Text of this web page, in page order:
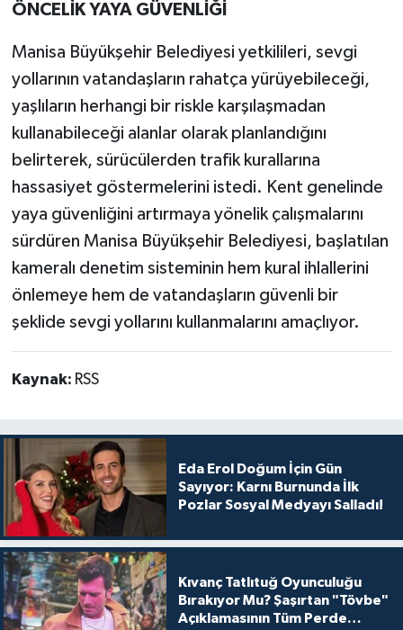
ÖNCELİK YAYA GÜVENLİĞİ
Manisa Büyükşehir Belediyesi yetkilileri, sevgi
yollarının vatandaşların rahatça yürüyebileceği,
yaşlıların herhangi bir riskle karşılaşmadan
kullanabileceği alanlar olarak planlandığını
belirterek, sürücülerden trafik kurallarına
hassasiyet göstermelerini istedi. Kent genelinde
yaya güvenliğini artırmaya yönelik çalışmalarını
sürdüren Manisa Büyükşehir Belediyesi, başlatılan
kameralı denetim sisteminin hem kural ihlallerini
önlemeye hem de vatandaşların güvenli bir
şeklide sevgi yollarını kullanmalarını amaçlıyor.
Kaynak: RSS
Eda Erol Doğum İçin Gün
Sayıyor: Karnı Burnunda İlk
Pozlar Sosyal Medyayı Salladı!
Kıvanç Tatlıtuğ Oyunculuğu
Bırakıyor Mu? Şaşırtan "Tövbe"
Açıklamasının Tüm Perde